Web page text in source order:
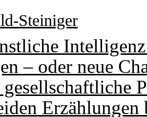
Steiniger
– oder neue